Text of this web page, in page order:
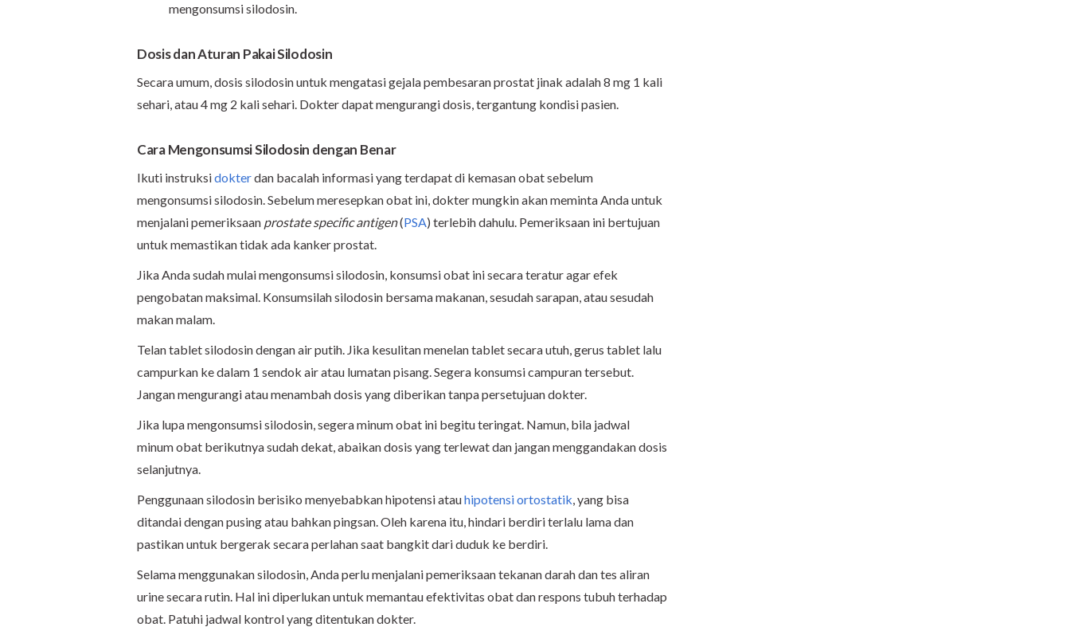
mengonsumsi silodosin.
Dosis dan Aturan Pakai Silodosin
Secara umum, dosis silodosin untuk mengatasi gejala pembesaran prostat jinak adalah 8 mg 1 kali
sehari, atau 4 mg 2 kali sehari. Dokter dapat mengurangi dosis, tergantung kondisi pasien.
Cara Mengonsumsi Silodosin dengan Benar
Ikuti instruksidokterdan bacalah informasi yang terdapat di kemasan obat sebelum
mengonsumsi silodosin. Sebelum meresepkan obat ini, dokter mungkin akan meminta Anda untuk
menjalani pemeriksaan prostate specific antigen(PSA) terlebih dahulu. Pemeriksaan ini bertujuan
untuk memastikan tidak ada kanker prostat.
Jika Anda sudah mulai mengonsumsi silodosin, konsumsi obat ini secara teratur agar efek
pengobatan maksimal. Konsumsilah silodosin bersama makanan, sesudah sarapan, atau sesudah
makan malam.
Telan tablet silodosin dengan air putih. Jika kesulitan menelan tablet secara utuh, gerus tablet lalu
campurkan ke dalam 1 sendok air atau lumatan pisang. Segera konsumsi campuran tersebut.
Jangan mengurangi atau menambah dosis yang diberikan tanpa persetujuan dokter.
Jika lupa mengonsumsi silodosin, segera minum obat ini begitu teringat. Namun, bila jadwal
minum obat berikutnya sudah dekat, abaikan dosis yang terlewat dan jangan menggandakan dosis
selanjutnya.
Penggunaan silodosin berisiko menyebabkan hipotensi atauhipotensi ortostatik, yang bisa
ditandai dengan pusing atau bahkan pingsan. Oleh karena itu, hindari berdiri terlalu lama dan
pastikan untuk bergerak secara perlahan saat bangkit dari duduk ke berdiri.
Selama menggunakan silodosin, Anda perlu menjalani pemeriksaan tekanan darah dan tes aliran
urine secara rutin. Hal ini diperlukan untuk memantau efektivitas obat dan respons tubuh terhadap
obat. Patuhi jadwal kontrol yang ditentukan dokter.